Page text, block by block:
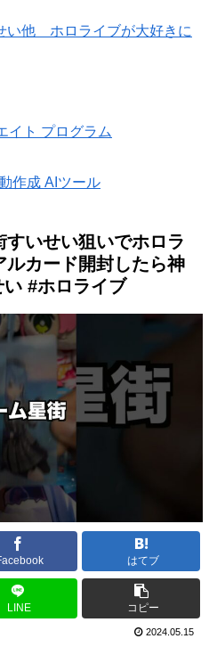
い他 ホロライブが大好きに
イト プログラム
作成 AIツール
すいせい狙いでホロラ
ルカード開封したら神
#ホロライブ
はてブ
LINE コピー
2024.05.15